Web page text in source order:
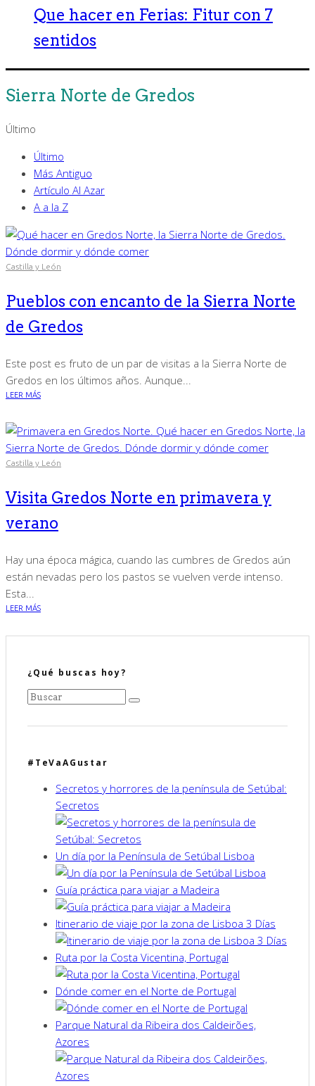
Que hacer en Ferias: Fitur con 7
sentidos
Sierra Norte de Gredos
Último
Último
Más Antiguo
Artículo Al Azar
A a la Z
Castilla y León
Pueblos con encanto de la Sierra Norte
de Gredos
Este post es fruto de un par de visitas a la Sierra Norte de
Gredos en los últimos años. Aunque...
LEER MÁS
Castilla y León
Visita Gredos Norte en primavera y
verano
Hay una época mágica, cuando las cumbres de Gredos aún
están nevadas pero los pastos se vuelven verde intenso.
Esta...
LEER MÁS
¿Qué buscas hoy?
#TeVaAGustar
Secretos y horrores de la península de Setúbal:
Secretos
Un día por la Península de Setúbal Lisboa
Guía práctica para viajar a Madeira
Itinerario de viaje por la zona de Lisboa 3 Días
Ruta por la Costa Vicentina, Portugal
Dónde comer en el Norte de Portugal
Parque Natural da Ribeira dos Caldeirões,
Azores